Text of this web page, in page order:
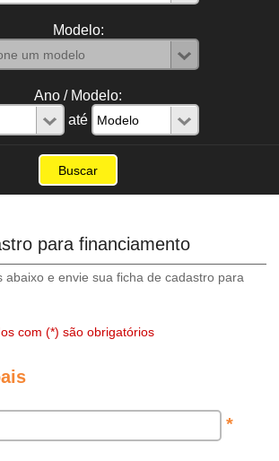
Modelo:
Ano / Modelo:
até
para financiamento
abaixo e envie sua ficha de cadastro para
com (*) são obrigatórios
*